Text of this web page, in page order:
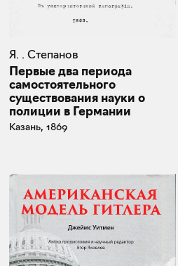
Я. . Степанов
Первые два периода
самостоятельного
существования науки о
полиции в Германии
Казань, 1869